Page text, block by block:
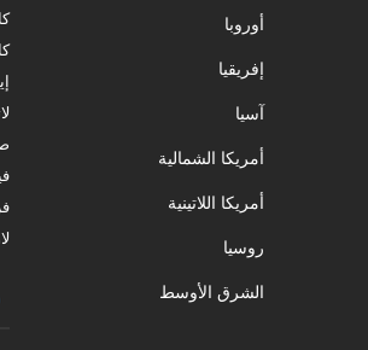
أوروبا
إفريقيا
آسيا
أمريكا الشمالية
أمريكا اللاتينية
روسيا
الشرق الأوسط